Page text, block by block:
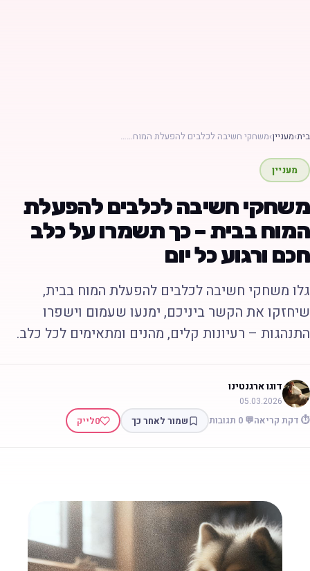
›מעניין›משחקי חשיבה לכלבים להפעלת המוח……
מעניין
חשיבה לכלבים להפעלת
בבית – כך תשמרו על כלב
ורגוע כל יום
משחקי חשיבה לכלבים להפעלת המוח בבית,
את הקשר ביניכם, ימנעו שעמום וישפרו
– רעיונות קלים, מהנים ומתאימים לכל כלב.
דוגו ארגנטינו
05.03.2026
דקת קריאה💬 0 תגובות שמור לאחר כך 0לייק